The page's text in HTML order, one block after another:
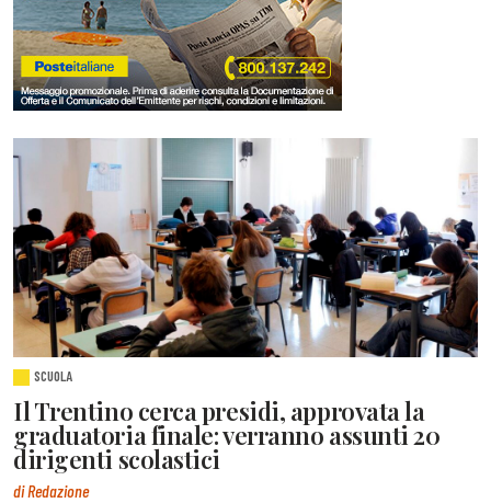
SCUOLA
Il Trentino cerca presidi, approvata la
graduatoria finale: verranno assunti 20
dirigenti scolastici
di Redazione